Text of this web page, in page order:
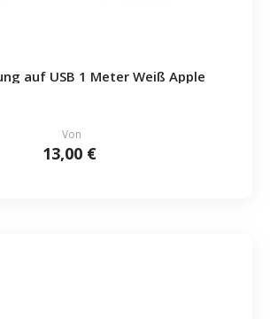
auf USB 1 Meter Weiß Apple
Von
13,00 €